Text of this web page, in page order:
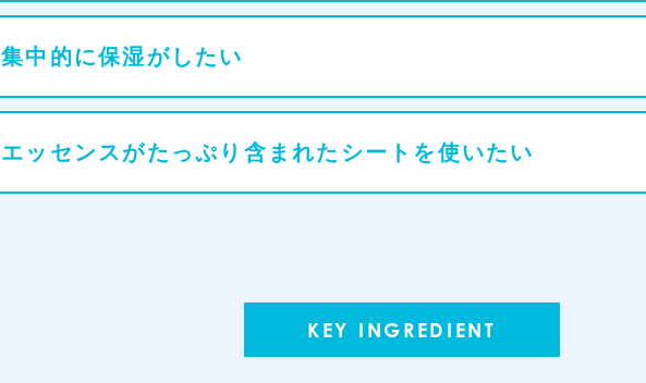
集中的に保湿がしたい
エッセンスがたっぷり含まれたシートを使いたい
KEY INGREDIENT